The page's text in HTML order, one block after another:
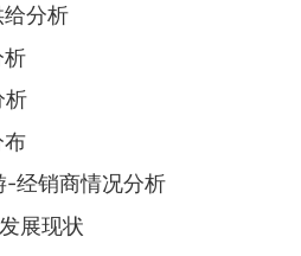
分析
析
析
布
-经销商情况分析
展现状